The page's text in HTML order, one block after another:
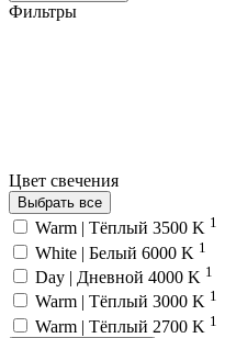
Фильтры
Цвет свечения
Выбрать все
Warm | Тёплый 3500 K 1
White | Белый 6000 K 1
Day | Дневной 4000 K 1
Warm | Тёплый 3000 K 1
Warm | Тёплый 2700 K 1